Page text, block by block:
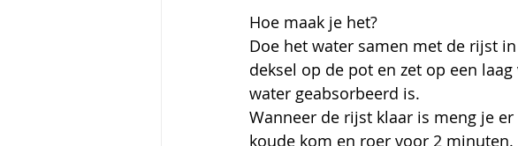
Hoe maak je het?
Doe het water samen met de rijst
deksel op de pot en zet op een
water geabsorbeerd is.
Wanneer de rijst klaar is meng je
koude kom en roer voor 2 minuten.